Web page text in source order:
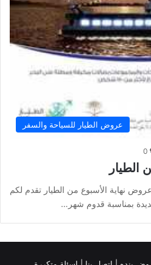
عروض الطيار للسياحة والسفر
0
الطيار
نهاية الأسبوع من الطيار تقدم لكم
بمناسبة قدوم شهر…